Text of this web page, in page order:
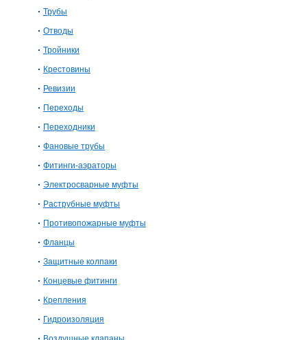
Трубы
Отводы
Тройники
Крестовины
Ревизии
Переходы
Переходники
Фановые трубы
Фитинги-аэраторы
Электросварныe муфты
Раструбные муфты
Противопожарные муфты
Фланцы
Защитные колпаки
Концевые фитинги
Крепления
Гидроизоляция